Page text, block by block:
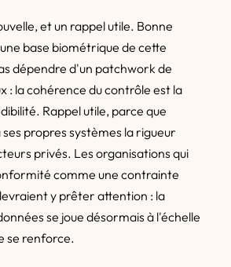
et un rappel utile. Bonne
base biométrique de cette
dépendre d'un patchwork de
: la cohérence du contrôle est la
Rappel utile, parce que
propres systèmes la rigueur
privés. Les organisations qui
comme une contrainte
y prêter attention : la
se joue désormais à l'échelle
se renforce.